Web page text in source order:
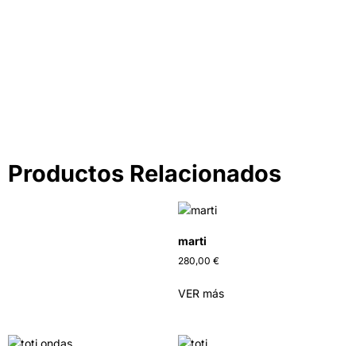
Productos Relacionados
marti
280,00 €
VER más